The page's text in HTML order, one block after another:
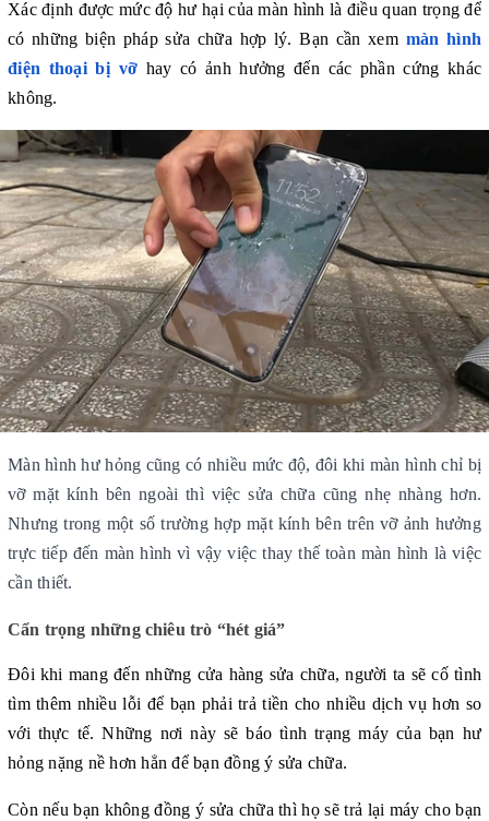
Xác định được mức độ hư hại của màn hình là điều quan trọng để
có những biện pháp sửa chữa hợp lý. Bạn cần xem màn hình
điện thoại bị vỡ hay có ảnh hưởng đến các phần cứng khác
không.
Màn hình hư hỏng cũng có nhiều mức độ, đôi khi màn hình chỉ bị
vỡ mặt kính bên ngoài thì việc sửa chữa cũng nhẹ nhàng hơn.
Nhưng trong một số trường hợp mặt kính bên trên vỡ ảnh hưởng
trực tiếp đến màn hình vì vậy việc thay thế toàn màn hình là việc
cần thiết.
Cẩn trọng những chiêu trò “hét giá”
Đôi khi mang đến những cửa hàng sửa chữa, người ta sẽ cố tình
tìm thêm nhiều lỗi để bạn phải trả tiền cho nhiều dịch vụ hơn so
với thực tế. Những nơi này sẽ báo tình trạng máy của bạn hư
hỏng nặng nề hơn hẳn để bạn đồng ý sửa chữa.
Còn nếu bạn không đồng ý sửa chữa thì họ sẽ trả lại máy cho bạn